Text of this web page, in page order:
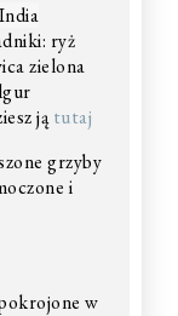
ryż
zielona
jątutaj
grzyby
i
w